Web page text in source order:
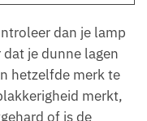
dan je lamp
je dunne lagen
hetzelfde merk te
merkt,
of is de